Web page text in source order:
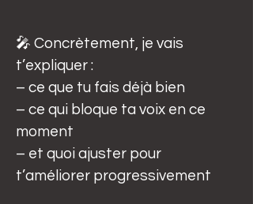
🎤 Concrètement, je vais
t’expliquer :
– ce que tu fais déjà bien
– ce qui bloque ta voix en ce
moment
– et quoi ajuster pour
t’améliorer progressivement